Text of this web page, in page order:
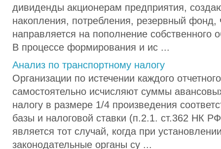
дивиденды акционерам предприятия,
накопления, потребления, резервный фонд,
направляется на пополнение собственного
В процессе формирования и ис ...
Анализ по транспортному налогу
Организации по истечении каждого
самостоятельно исчисляют суммы
налогу в размере 1/4 произведения
базы и налоговой ставки (п.2.1. ст.362 НК
является тот случай, когда при
законодательные органы су ...